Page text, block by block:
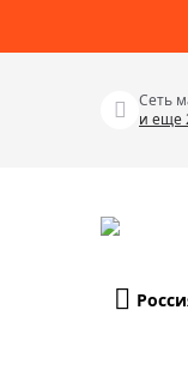
Сеть
и еще
Телескопы